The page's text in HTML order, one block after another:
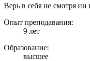
Верь в себя не смотря ни
Опыт преподавания:
9 лет
Образование:
высшее